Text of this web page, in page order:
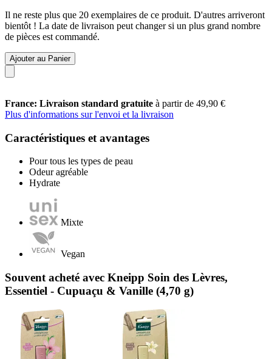
Il ne reste plus que 20 exemplaires de ce produit. D'autres arriveront
bientôt ! La date de livraison peut changer si un plus grand nombre
de pièces est commandé.
Ajouter au Panier
France: Livraison standard gratuite à partir de 49,90 €
Plus d'informations sur l'envoi et la livraison
Caractéristiques et avantages
Pour tous les types de peau
Odeur agréable
Hydrate
Mixte
Vegan
Souvent acheté avec Kneipp Soin des Lèvres,
Essentiel - Cupuaçu & Vanille (4,70 g)